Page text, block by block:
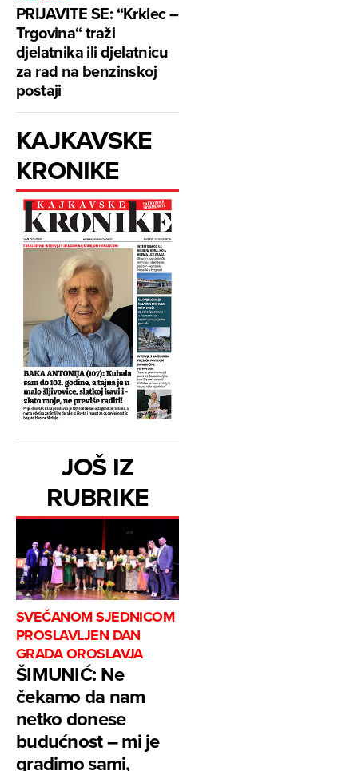
PRIJAVITE SE: “Krklec –
Trgovina“ traži
djelatnika ili djelatnicu
za rad na benzinskoj
postaji
KAJKAVSKE
KRONIKE
JOŠ IZ
RUBRIKE
SVEČANOM SJEDNICOM
PROSLAVLJEN DAN
GRADA OROSLAVJA
ŠIMUNIĆ: Ne
čekamo da nam
netko donese
budućnost – mi je
gradimo sami,